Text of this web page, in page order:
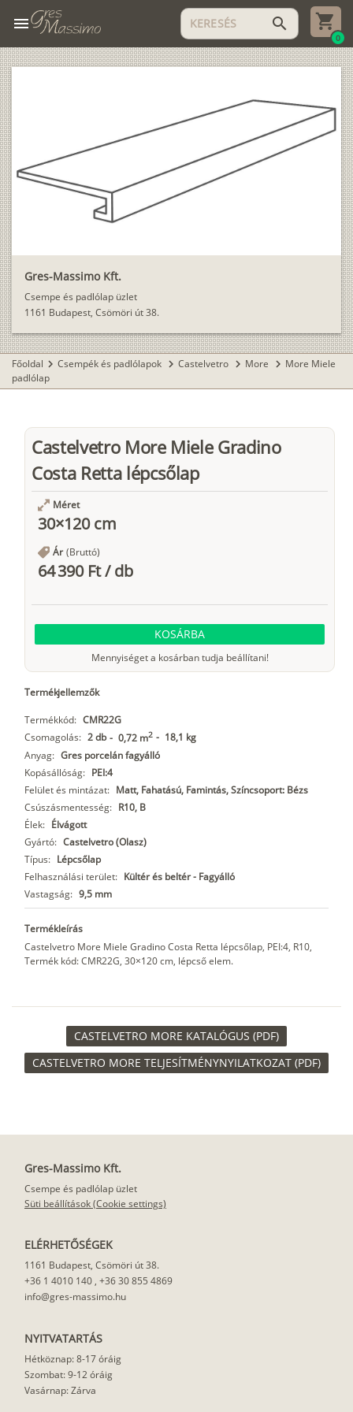
menu search
0
Gres-Massimo Kft.
Csempe és padlólap üzlet
1161 Budapest, Csömöri út 38.
Főoldal chevron_right Csempék és padlólapok chevron_right Castelvetro chevron_right More chevron_right More Miele
padlólap
Castelvetro More Miele Gradino
Costa Retta lépcsőlap
Méret
30×120 cm
Ár (Bruttó)
64 390 Ft/db
KOSÁRBA
Mennyiséget a kosárban tudja beállítani!
Termékjellemzők
Termékkód: CMR22G
Csomagolás: 2 db - 0,72 m2 - 18,1 kg
Anyag: Gres porcelán fagyálló
Kopásállóság: PEI:4
Felület és mintázat: Matt, Fahatású, Famintás, Színcsoport: Bézs
Csúszásmentesség: R10, B
Élek: Élvágott
Gyártó: Castelvetro (Olasz)
Típus: Lépcsőlap
Felhasználási terület: Kültér és beltér - Fagyálló
Vastagság: 9,5 mm
Termékleírás
Castelvetro More Miele Gradino Costa Retta lépcsőlap, PEI:4, R10,
Termék kód: CMR22G, 30×120 cm, lépcső elem.
CASTELVETRO MORE KATALÓGUS (PDF)
CASTELVETRO MORE TELJESÍTMÉNYNYILATKOZAT (PDF)
Gres-Massimo Kft.
Csempe és padlólap üzlet
Süti beállítások (Cookie settings)
ELÉRHETŐSÉGEK
1161 Budapest, Csömöri út 38.
+36 1 4010 140 , +36 30 855 4869
info@gres-massimo.hu
NYITVATARTÁS
Hétköznap: 8-17 óráig
Szombat: 9-12 óráig
Vasárnap: Zárva